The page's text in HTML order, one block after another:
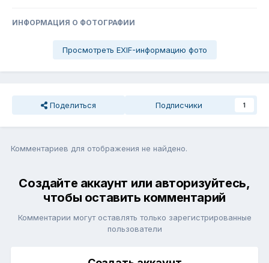
ИНФОРМАЦИЯ О ФОТОГРАФИИ
Просмотреть EXIF-информацию фото
Поделиться Подписчики 1
Комментариев для отображения не найдено.
Создайте аккаунт или авторизуйтесь,
чтобы оставить комментарий
Комментарии могут оставлять только зарегистрированные
пользователи